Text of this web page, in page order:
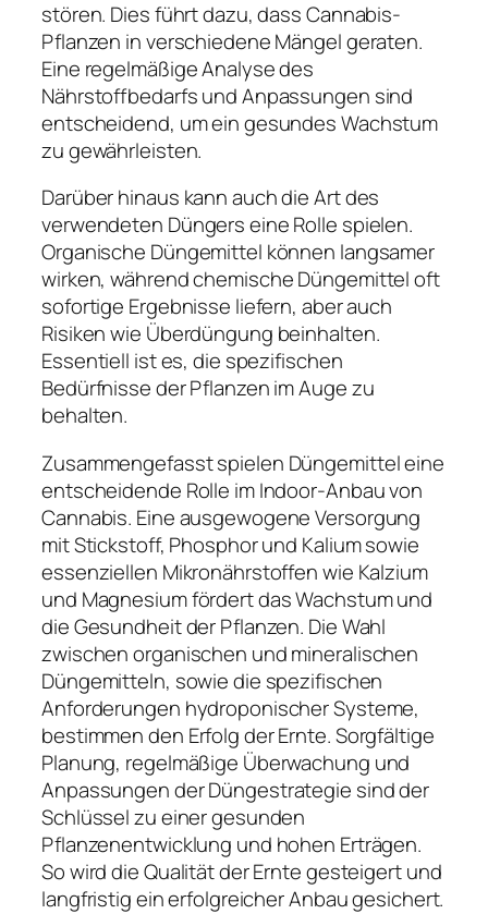
stören. Dies führt dazu, dass Cannabis-
Pflanzen in verschiedene Mängel geraten.
Eine regelmäßige Analyse des
Nährstoffbedarfs und Anpassungen sind
entscheidend, um ein gesundes Wachstum
zu gewährleisten.
Darüber hinaus kann auch die Art des
verwendeten Düngers eine Rolle spielen.
Organische Düngemittel können langsamer
wirken, während chemische Düngemittel oft
sofortige Ergebnisse liefern, aber auch
Risiken wie Überdüngung beinhalten.
Essentiell ist es, die spezifischen
Bedürfnisse der Pflanzen im Auge zu
behalten.
Zusammengefasst spielen Düngemittel eine
entscheidende Rolle im Indoor-Anbau von
Cannabis. Eine ausgewogene Versorgung
mit Stickstoff, Phosphor und Kalium sowie
essenziellen Mikronährstoffen wie Kalzium
und Magnesium fördert das Wachstum und
die Gesundheit der Pflanzen. Die Wahl
zwischen organischen und mineralischen
Düngemitteln, sowie die spezifischen
Anforderungen hydroponischer Systeme,
bestimmen den Erfolg der Ernte. Sorgfältige
Planung, regelmäßige Überwachung und
Anpassungen der Düngestrategie sind der
Schlüssel zu einer gesunden
Pflanzenentwicklung und hohen Erträgen.
So wird die Qualität der Ernte gesteigert und
langfristig ein erfolgreicher Anbau gesichert.